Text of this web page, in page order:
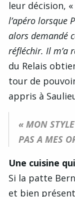
leur décision, «
l’apéro lorsque
alors demandé
réfléchir. Il m’a
du Relais
tour de
appris à
« MON
PAS A MES
Une cuisine
Si la patte
et bien